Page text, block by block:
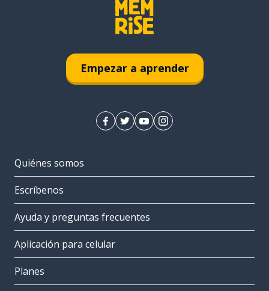
Empezar a aprender
Quiénes somos
Escríbenos
Ayuda y preguntas frecuentes
Aplicación para celular
Planes